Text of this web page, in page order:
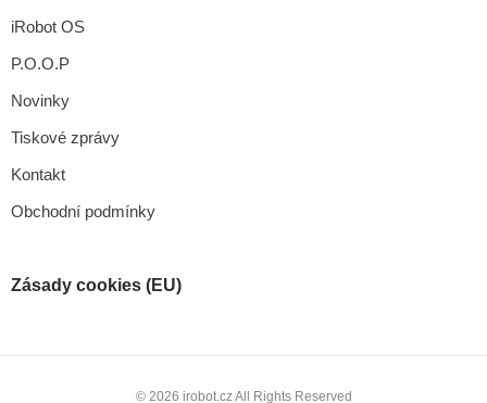
iRobot OS
P.O.O.P
Novinky
Tiskové zprávy
Kontakt
Obchodní podmínky
Zásady cookies (EU)
© 2026 irobot.cz All Rights Reserved